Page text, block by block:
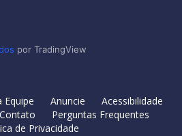
por TradingView
Equipe Anuncie
Acessibilidade
Contato
Perguntas Frequentes
de Privacidade